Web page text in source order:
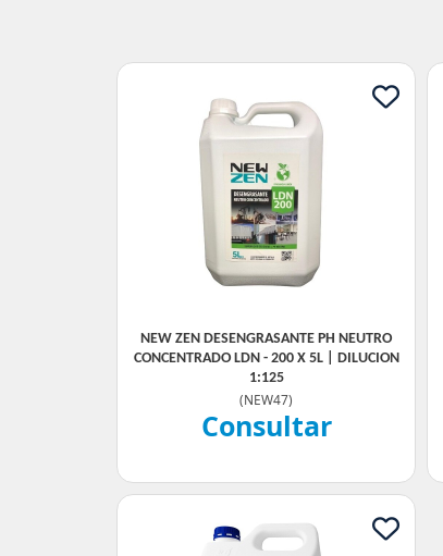
NEW ZEN DESENGRASANTE PH NEUTRO
CONCENTRADO LDN - 200 X 5L | DILUCION
1:125
(NEW47)
Consultar